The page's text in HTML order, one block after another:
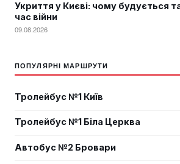
Укриття у Києві: чому будується
час війни
09.08.2026
ПОПУЛЯРНІ МАРШРУТИ
Тролейбус №1 Київ
Тролейбус №1 Біла Церква
Автобус №2 Бровари